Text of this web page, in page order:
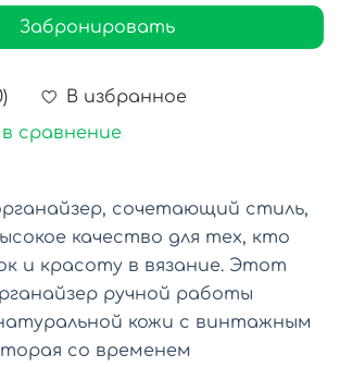
В избранное
сравнение
Забронировать
сочетающий стиль,
качество для тех, кто
и красоту в вязание. Этот
ручной работы
кожи с винтажным
со временем